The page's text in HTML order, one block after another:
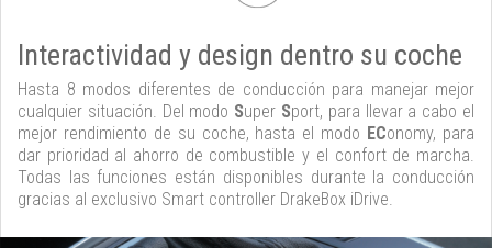
Interactividad y design dentro su coche
Hasta 8 modos diferentes de conducción para manejar mejor
cualquier situación. Del modo Super Sport, para llevar a cabo el
mejor rendimiento de su coche, hasta el modo EConomy, para
dar prioridad al ahorro de combustible y el confort de marcha.
Todas las funciones están disponibles durante la conducción
gracias al exclusivo Smart controller DrakeBox iDrive.